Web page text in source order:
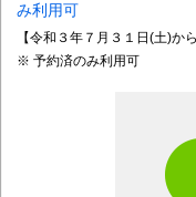
み利用可
【令和３年７月３１日(土)か
※ 予約済のみ利用可